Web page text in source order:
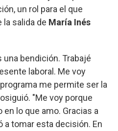
un rol para el que
salida de María Inés
una bendición. Trabajé
laboral. Me voy
me permite ser la
"Me voy porque
lo que amo. Gracias a
a tomar esta decisión. En